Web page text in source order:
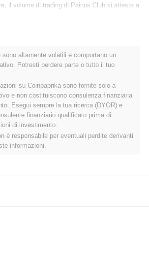
il volume di trading di Painus Club si attesta a
della fascia di prezzo di Painus
(ATH):$0.00000277
$0.00
scambiato~0.36%al di sotto del suo
Painus Club rispetto al
più ampio?
Painus Club ha guadagnato
crypto complessivo che ha registrato un
sono altamente volatili e comportano un
Potresti perdere parte o tutto il tuo
su Coinpaprika sono fornite solo a
e non costituiscono consulenza finanziaria
Esegui sempre la tua ricerca (DYOR) e
finanziario qualificato prima di
di investimento.
è responsabile per eventuali perdite derivanti
informazioni.